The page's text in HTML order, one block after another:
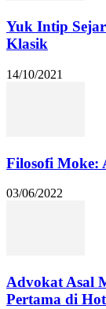
Yuk Intip
Klasik
14/10/2021
Filosofi Moke:
03/06/2022
Advokat Asal
Pertama di